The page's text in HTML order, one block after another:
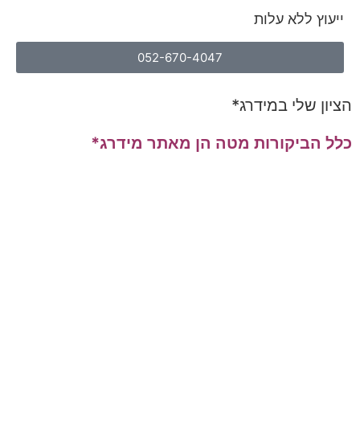
ייעוץ ללא עלות
052-670-4047
הציון שלי במידרג*
כלל הביקורות מטה הן מאתר מידרג*